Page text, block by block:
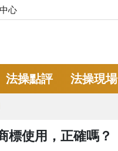
心
法操點評 法操現場
標使用，正確嗎？